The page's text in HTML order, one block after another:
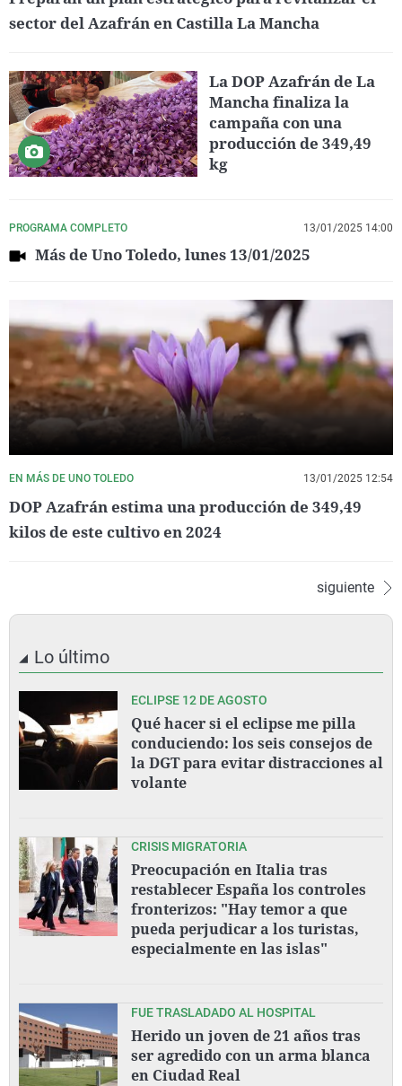
sector del Azafrán en Castilla La Mancha
La DOP Azafrán de La
Mancha finaliza la
campaña con una
producción de 349,49
kg
PROGRAMA COMPLETO 13/01/2025 14:00
Más de Uno Toledo, lunes 13/01/2025
EN MÁS DE UNO TOLEDO 13/01/2025 12:54
DOP Azafrán estima una producción de 349,49
kilos de este cultivo en 2024
siguiente
Lo último
ECLIPSE 12 DE AGOSTO
Qué hacer si el eclipse me pilla
conduciendo: los seis consejos de
la DGT para evitar distracciones al
volante
CRISIS MIGRATORIA
Preocupación en Italia tras
restablecer España los controles
fronterizos: "Hay temor a que
pueda perjudicar a los turistas,
especialmente en las islas"
FUE TRASLADADO AL HOSPITAL
Herido un joven de 21 años tras
ser agredido con un arma blanca
en Ciudad Real